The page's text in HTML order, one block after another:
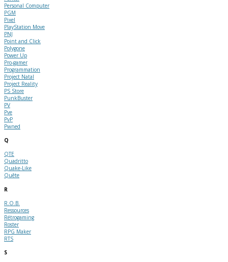
Personal Computer
PGM
Pixel
PlayStation Move
PNJ
Point and Click
Polygone
Power Up
Pro-gamer
Programmation
Project Natal
Project Reality
PS Store
PunkBuster
PV
Pve
PvP
Pwned
Q
QTE
Quadritto
Quake-Like
Quête
R
R.O.B.
Ressources
Rétrogaming
Roster
RPG Maker
RTS
S